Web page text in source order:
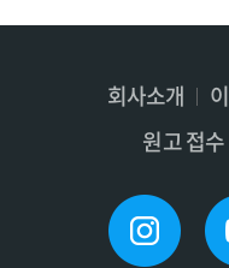
회사소개
원고 접